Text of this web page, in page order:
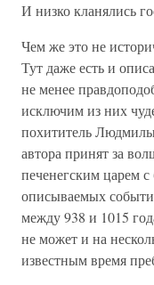
И низко кланялись
Чем же это не
Тут даже есть и
не менее
исключим из них
похититель
автора принят за
печенегским царем
описываемых
между 938 и 1015
не может и на
известным время